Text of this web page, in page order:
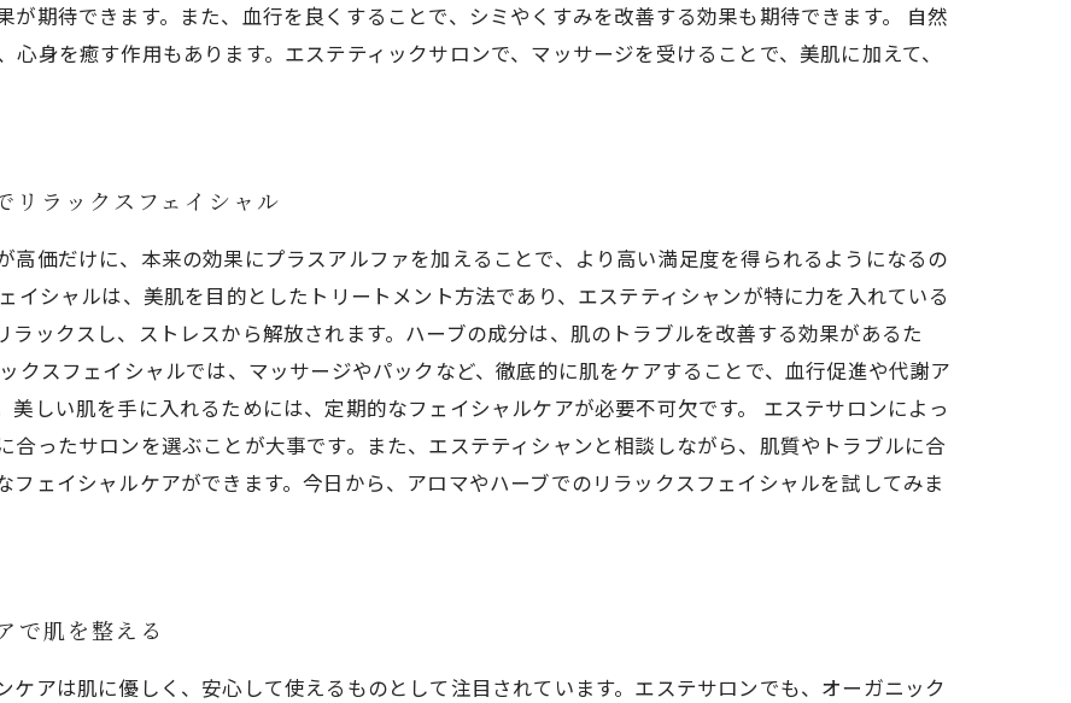
期待できます。また、血行を良くすることで、シミやくすみを改善する効果も期待できます。 自然
身を癒す作用もあります。エステティックサロンで、マッサージを受けることで、美肌に加えて、
リラックスフェイシャル
高価だけに、本来の効果にプラスアルファを加えることで、より高い満足度を得られるようになるの
イシャルは、美肌を目的としたトリートメント方法であり、エステティシャンが特に力を入れている
ラックスし、ストレスから解放されます。ハーブの成分は、肌のトラブルを改善する効果があるた
クスフェイシャルでは、マッサージやパックなど、徹底的に肌をケアすることで、血行促進や代謝ア
美しい肌を手に入れるためには、定期的なフェイシャルケアが必要不可欠です。 エステサロンによっ
合ったサロンを選ぶことが大事です。また、エステティシャンと相談しながら、肌質やトラブルに合
ェイシャルケアができます。今日から、アロマやハーブでのリラックスフェイシャルを試してみま
で肌を整える
ケアは肌に優しく、安心して使えるものとして注目されています。エステサロンでも、オーガニック